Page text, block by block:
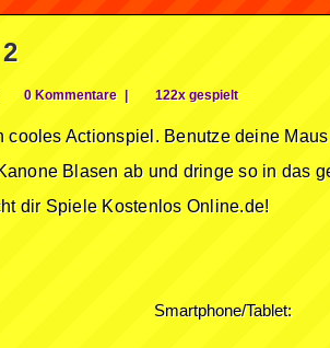
0 Kommentare | 122x gespielt
cooles Actionspiel. Benutze deine
Blasen ab und dringe so in das
dir Spiele Kostenlos Online.de!
Smartphone/Tablet: